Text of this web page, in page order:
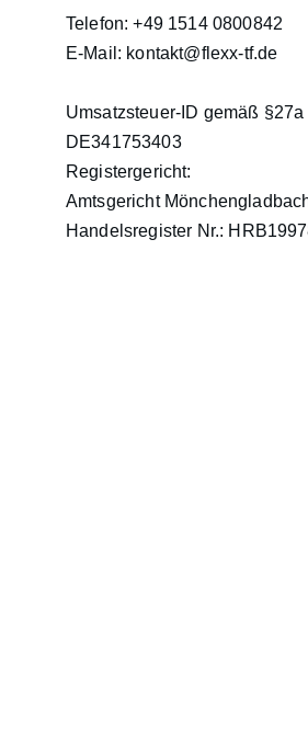
Telefon: +49 1514 0800842
E-Mail: kontakt@flexx-tf.de
Umsatzsteuer-ID gemäß §27a
DE341753403
Registergericht:
Amtsgericht
Handelsregister Nr.: